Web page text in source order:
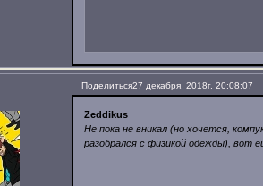
Поделиться27 декабря, 2018г. 20:08:07
Zeddikus
Не пока не вникал (но хочется,
разобрался с физикой одежды), вот